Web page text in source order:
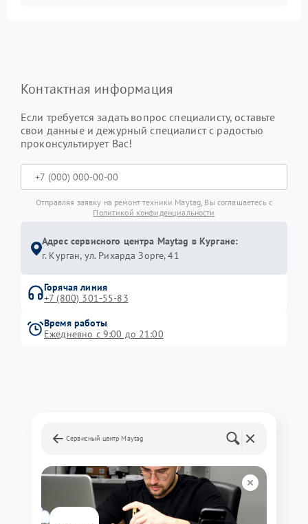
Контактная информация
Если требуется задать вопрос специалисту, оставьте
свои данные и дежурный специалист с радостью
проконсультирует Вас!
Отправляя заявку на ремонт техники Maytag, Вы соглашаетесь с
Политикой конфиденциальности
Адрес сервисного центра Maytag в Кургане:
г. Курган, ул. Рихарда Зорге, 41
Горячая линия
+7 (800) 301-55-83
Время работы
Ежедневно с 9:00 до 21:00
Сервисный центр Maytag